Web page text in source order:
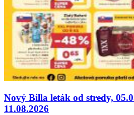
Nový Billa leták od stredy,
11.08.2026